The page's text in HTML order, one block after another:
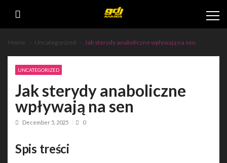
navigation
content
Home Uncategorized Jak sterydy anaboliczne wpływają na sen
UNCATEGORIZED
Jak sterydy anaboliczne
wpływają na sen
December 5, 2025 0
Spis treści